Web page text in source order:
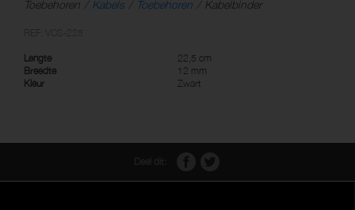
Toebehoren Kabels Toebehoren Kabelbinder
Lengte
22,5 cm
Breedte
12 mm
Kleur
Zwart